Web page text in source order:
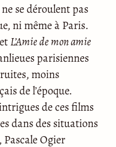
ne se déroulent pas
ni même à Paris.
L’Amie de mon amie
parisiennes
moins
de l’époque.
de ces films
dans des situations
Ogier